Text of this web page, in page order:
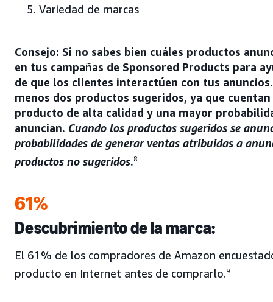
Variedad de marcas
Consejo: Si no sabes bien cuáles productos
en tus campañas de Sponsored Products para
de que los clientes interactúen con tus
menos dos productos sugeridos, ya que
producto de alta calidad y una mayor
anuncian. Cuando los productos sugeridos se
probabilidades de generar ventas atribuidas a
productos no sugeridos.8
61%
Descubrimiento de la marca:
El 61% de los compradores de Amazon
producto en Internet antes de comprarlo.9